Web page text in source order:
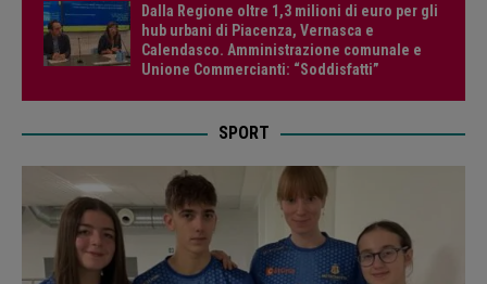
Dalla Regione oltre 1,3 milioni di euro per gli
hub urbani di Piacenza, Vernasca e
Calendasco. Amministrazione comunale e
Unione Commercianti: “Soddisfatti”
SPORT